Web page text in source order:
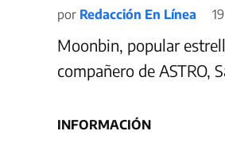
por Redacción En Línea
Moonbin, popular
compañero de ASTRO,
INFORMACIÓN